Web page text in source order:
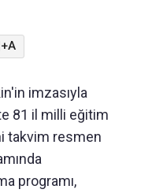
+A
imzasıyla
81 il milli eğitim
takvim resmen
programı,